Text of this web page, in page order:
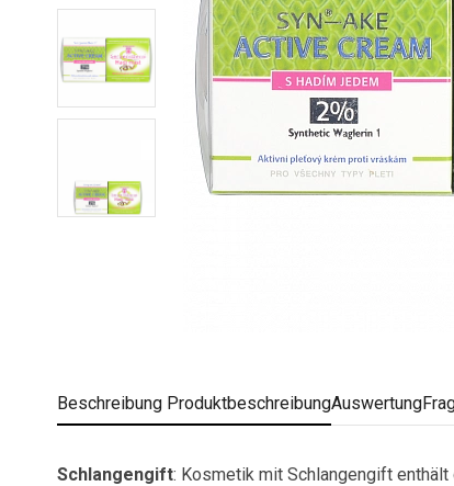
Beschreibung ProduktbeschreibungAuswertung
Schlangengift: Kosmetik mit Schlangengift